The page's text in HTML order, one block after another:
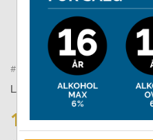
Double
# 27501304
LAKRIDS BY BÜLOW
139,00 DKK